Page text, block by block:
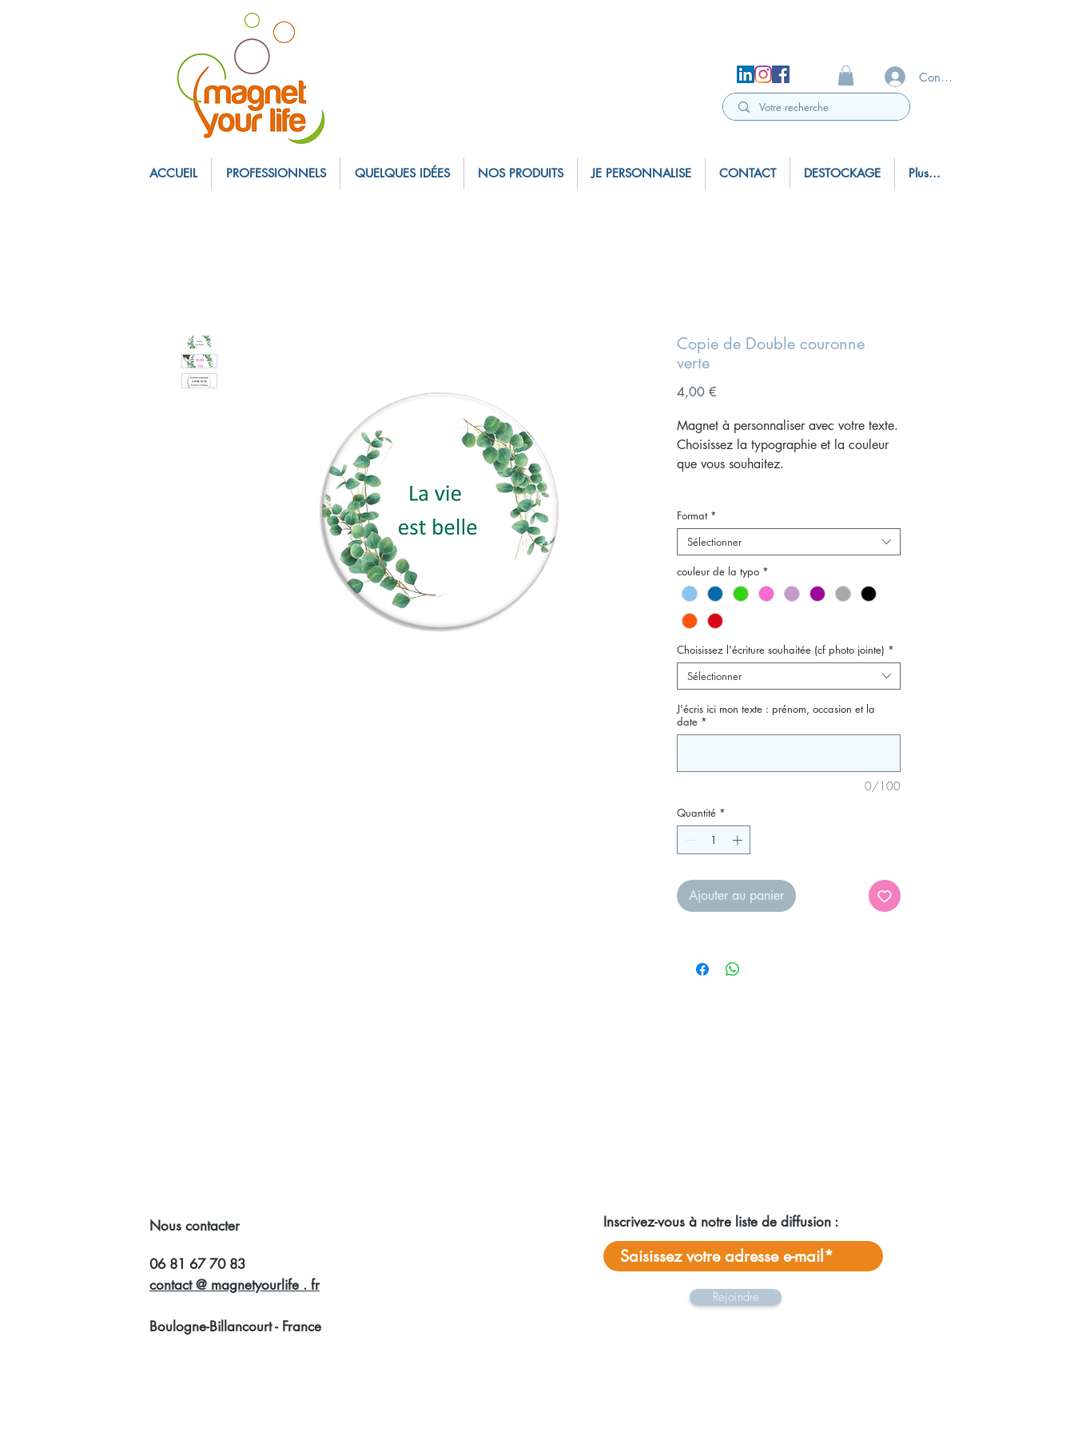
magnet personnalisé badges personnalisés fabriqués en France Connexion
ACCUEIL PROFESSIONNELS QUELQUES IDÉES NOS PRODUITS JE PERSONNALISE CONTACT DESTOCKAGE Plus...
Copie de Double couronne
verte
4,00 €
Magnet à personnaliser avec votre texte.
Choisissez la typographie et la couleur
que vous souhaitez.
Format 75 mm 6 €
Si vous souhaitez plus de 15 magnets
identiques, envoyez-nous une demande
de devis.
Format *
Sélectionner
couleur de la typo *
Choisissez l'écriture souhaitée (cf photo jointe) *
Sélectionner
J'écris ici mon texte : prénom, occasion et la
date *
0/100
Quantité *
Ajouter au panier
Nous contacter
06 81 67 70 83
contact @ magnetyourlife . fr
Boulogne-Billancourt - France
Inscrivez-vous à notre liste de diffusion :
Rejoindre